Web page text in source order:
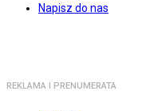
Napisz do nas
REKLAMA I PRENUMERATA